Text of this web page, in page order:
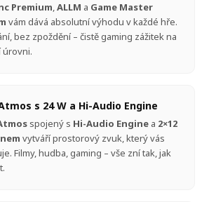
Premium,ALLM a Game Master
vám dává absolutní výhodu v každé hře.
bez zpoždění – čistě gaming zážitek na
úrovni.
s 24 W a Hi-Audio Engine
spojený s Hi-Audio Engine a 2×12
vytváří prostorový zvuk, který vás
Filmy, hudba, gaming – vše zní tak, jak